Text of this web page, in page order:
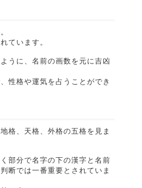
ています。
うに、名前の画数を元に吉凶
性格や運気を占うことができ
格、天格、外格の五格を見ま
部分で名字の下の漢字と名前
断では一番重要とされていま